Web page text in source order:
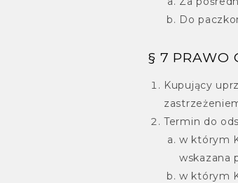
Do
§ 7 PRAWO
Kupujący
Termin do
w którym
wskazana
w którym